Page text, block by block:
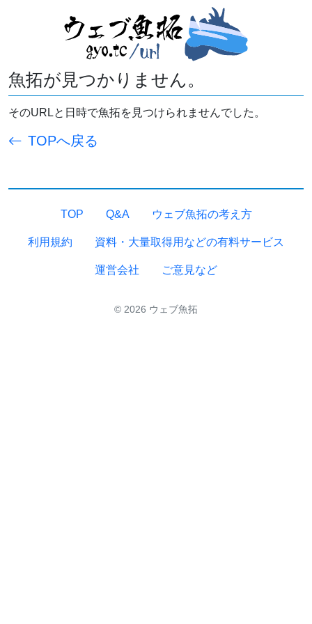
魚拓が見つかりません。
そのURLと日時で魚拓を見つけられませんでした。
TOPへ戻る
TOP Q&A ウェブ魚拓の考え方
利用規約 資料・大量取得用などの有料サービス
運営会社 ご意見など
© 2026 ウェブ魚拓